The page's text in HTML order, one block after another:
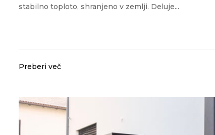
stabilno toploto, shranjeno v zemlji. Deluje...
Preberi več